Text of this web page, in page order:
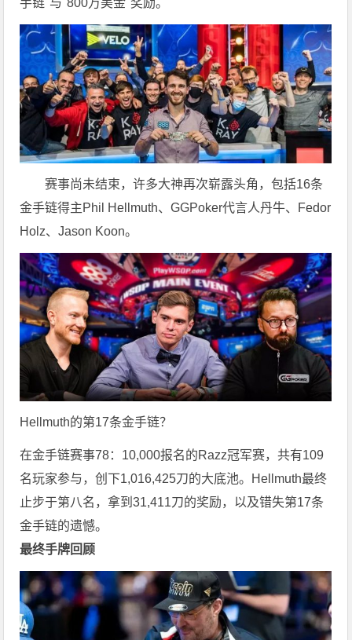
手链"与"800万美金"奖励。
赛事尚未结束，许多大神再次崭露头角，包括16条
金手链得主Phil Hellmuth、GGPoker代言人丹牛、Fedor
Holz、Jason Koon。
Hellmuth的第17条金手链？
在金手链赛事78：10,000报名的Razz冠军赛，共有109
名玩家参与，创下1,016,425刀的大底池。Hellmuth最终
止步于第八名，拿到31,411刀的奖励，以及错失第17条
金手链的遗憾。
最终手牌回顾